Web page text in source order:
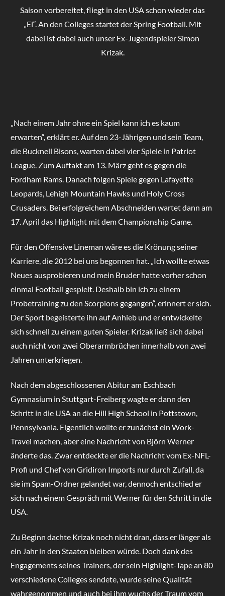
Saison vorbereitet, fliegt in den USA schon wieder das
„Ei“. An den Colleges startet der Spring Football. Mit
dabei ist dabei auch unser Ex-Jugendspieler Simon
Krizak.
„Nach einem Jahr ohne ein Spiel kann ich es kaum
erwarten“, erklärt er. Auf den 23-Jährigen und sein Team,
die Bucknell Bisons, warten dabei vier Spiele in Patriot
League. Zum Auftakt am 13. März geht es gegen die
Fordham Rams. Danach folgen Spiele gegen Lafayette
Leopards, Lehigh Mountain Hawks und Holy Cross
Crusaders. Bei erfolgreichem Abschneiden wartet dann am
17. April das Highlight mit dem Championship Game.
Für den Offensive Lineman wäre es die Krönung seiner
Karriere, die 2012 bei uns begonnen hat. „Ich wollte etwas
Neues ausprobieren und mein Bruder hatte vorher schon
einmal Football gespielt. Deshalb bin ich zu einem
Probetraining zu den Scorpions gegangen“, erinnert er sich.
Der Sport begeisterte ihn auf Anhieb und er entwickelte
sich schnell zu einem guten Spieler. Krizak ließ sich dabei
auch nicht von zwei Oberarmbrüchen innerhalb von zwei
Jahren unterkriegen.
Nach dem abgeschlossenen Abitur am Eschbach
Gymnasium in Stuttgart-Freiberg wagte er dann den
Schritt in die USA an die Hill High School in Pottstown,
Pennsylvania. Eigentlich wollte er zunächst ein Work-
Travel machen, aber eine Nachricht von Björn Werner
änderte das. Zwar entdeckte er die Nachricht vom Ex-NFL-
Profi und Chef von Gridiron Imports nur durch Zufall, da
sie im Spam-Ordner gelandet war, dennoch entschied er
sich nach einem Gespräch mit Werner für den Schritt in die
USA.
Zu Beginn dachte Krizak noch nicht dran, dass er länger als
ein Jahr in den Staaten bleiben würde. Doch dank des
Engagements seines Trainers, der sein Highlight-Tape an 80
verschiedene Colleges sendete, wurde seine Qualität
wahrgenommen und auch bei ihm wuchs der Traum vom